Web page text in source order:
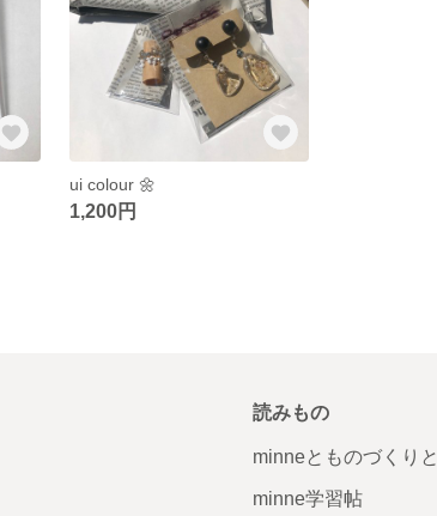
ui colour 🌼
1,200円
読みもの
minneとものづくりと
minne学習帖